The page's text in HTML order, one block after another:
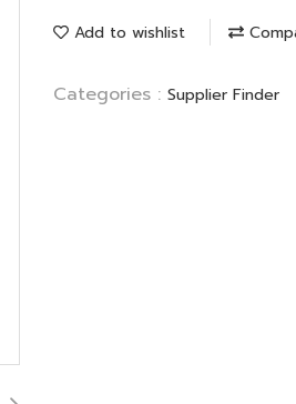
Add to wishlist
Categories : Supplier Finder